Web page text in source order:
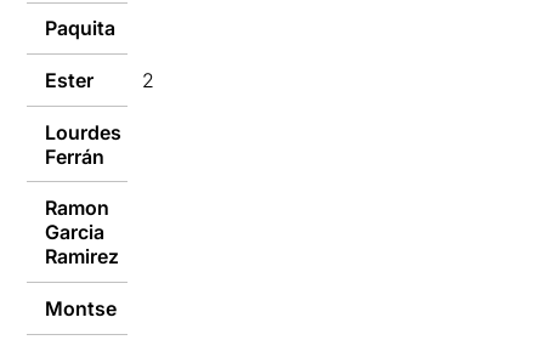
Paquita
Ester 26/01/2017
Lourdes
Ferrán
Ramon
Garcia
Ramirez
Montse